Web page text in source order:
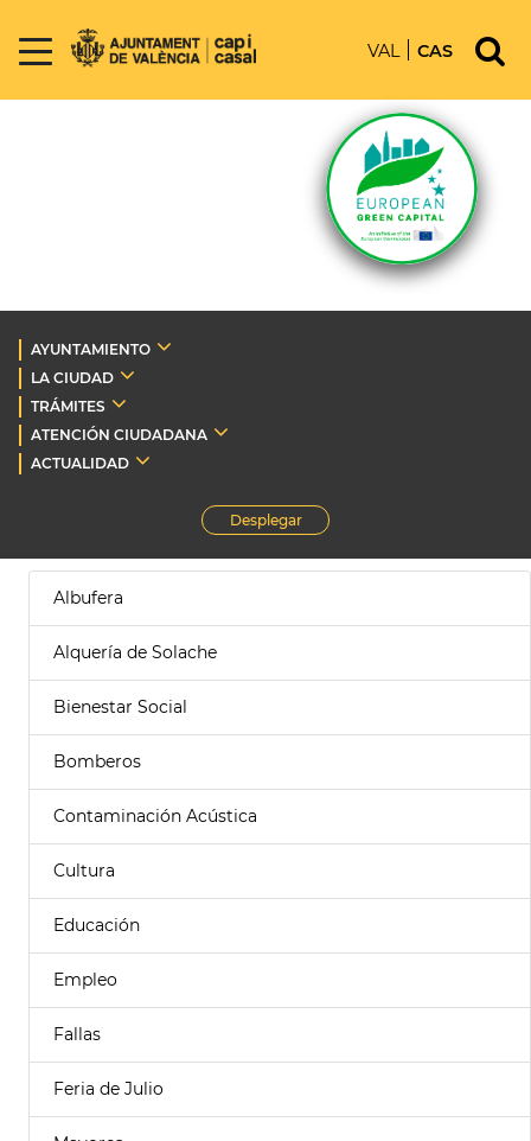
VAL CAS
AYUNTAMIENTO
LA CIUDAD
TRÁMITES
ATENCIÓN CIUDADANA
ACTUALIDAD
Desplegar
Albufera
Alquería de Solache
Bienestar Social
Bomberos
Contaminación Acústica
Cultura
Educación
Empleo
Fallas
Feria de Julio